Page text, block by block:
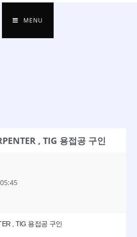
MENU
, TIG 용접공 구인
, TIG 용접공 구인